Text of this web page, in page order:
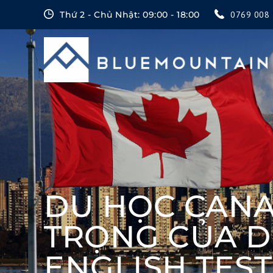
content
Thứ 2 - Chủ Nhật: 09:00 - 18:00 0769 008
DU HỌC
TRỌNG CỦA